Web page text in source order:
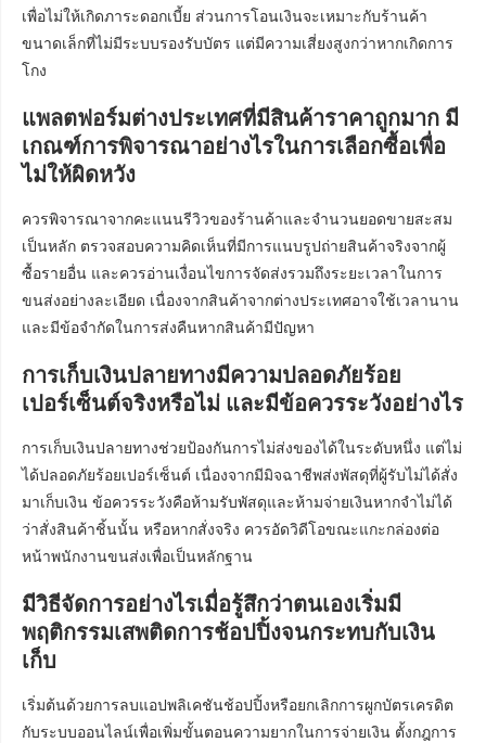
เพื่อไม่ให้เกิดภาระดอกเบี้ย ส่วนการโอนเงินจะเหมาะกับร้านค้า
ขนาดเล็กที่ไม่มีระบบรองรับบัตร แต่มีความเสี่ยงสูงกว่าหากเกิดการ
โกง
แพลตฟอร์มต่างประเทศที่มีสินค้าราคาถูกมาก มี
เกณฑ์การพิจารณาอย่างไรในการเลือกซื้อเพื่อ
ไม่ให้ผิดหวัง
ควรพิจารณาจากคะแนนรีวิวของร้านค้าและจำนวนยอดขายสะสม
เป็นหลัก ตรวจสอบความคิดเห็นที่มีการแนบรูปถ่ายสินค้าจริงจากผู้
ซื้อรายอื่น และควรอ่านเงื่อนไขการจัดส่งรวมถึงระยะเวลาในการ
ขนส่งอย่างละเอียด เนื่องจากสินค้าจากต่างประเทศอาจใช้เวลานาน
และมีข้อจำกัดในการส่งคืนหากสินค้ามีปัญหา
การเก็บเงินปลายทางมีความปลอดภัยร้อย
เปอร์เซ็นต์จริงหรือไม่ และมีข้อควรระวังอย่างไร
การเก็บเงินปลายทางช่วยป้องกันการไม่ส่งของได้ในระดับหนึ่ง แต่ไม่
ได้ปลอดภัยร้อยเปอร์เซ็นต์ เนื่องจากมีมิจฉาชีพส่งพัสดุที่ผู้รับไม่ได้สั่ง
มาเก็บเงิน ข้อควรระวังคือห้ามรับพัสดุและห้ามจ่ายเงินหากจำไม่ได้
ว่าสั่งสินค้าชิ้นนั้น หรือหากสั่งจริง ควรอัดวิดีโอขณะแกะกล่องต่อ
หน้าพนักงานขนส่งเพื่อเป็นหลักฐาน
มีวิธีจัดการอย่างไรเมื่อรู้สึกว่าตนเองเริ่มมี
พฤติกรรมเสพติดการช้อปปิ้งจนกระทบกับเงิน
เก็บ
เริ่มต้นด้วยการลบแอปพลิเคชันช้อปปิ้งหรือยกเลิกการผูกบัตรเครดิต
กับระบบออนไลน์เพื่อเพิ่มขั้นตอนความยากในการจ่ายเงิน ตั้งกฎการ